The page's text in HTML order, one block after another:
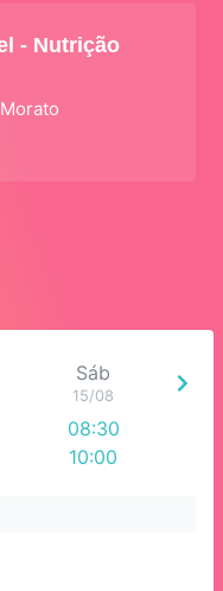
- Nutrição
Sáb
15/08
08:30
10:00